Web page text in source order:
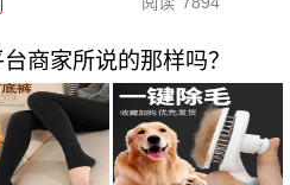
商家所说的那样吗？